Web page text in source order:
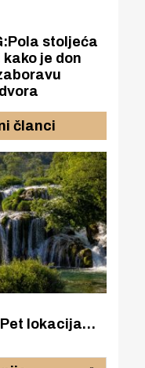
stoljeća
je don
članci
lokacija